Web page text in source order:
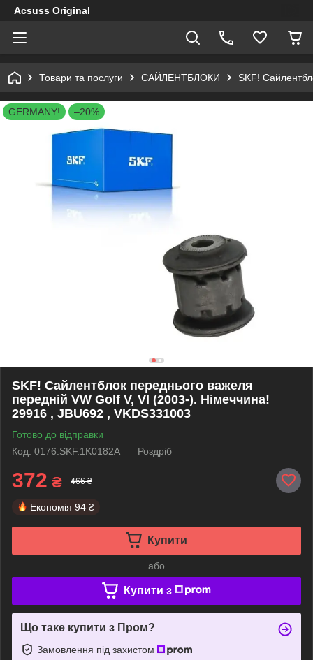
Acsuss Original
Товари та послуги САЙЛЕНТБЛОКИ SKF!
GERMANY! –20%
SKF! Сайлентблок переднього важеля
передній VW Golf V, VI (2003-). Німеччина!
29916 , JBU692 , VKDS331003
Готово до відправки
Код: 0176.SKF.1K0182A
Роздріб
372 ₴ 466 ₴
Економія 94 ₴
Купити
або
Купити з
Що таке купити з Пром?
Замовлення під захистом